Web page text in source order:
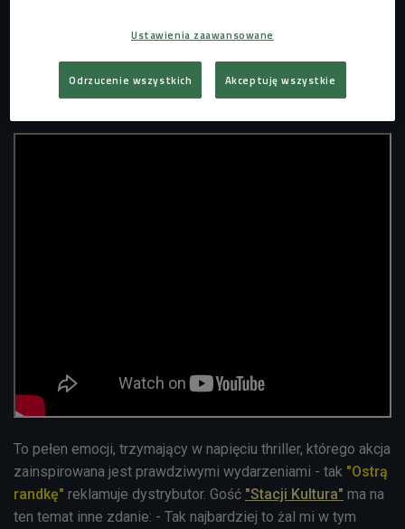
To pełen emocji, trzymający w napięciu thriller, którego akcja
zainspirowana jest prawdziwymi wydarzeniami - tak "Ostrą
randkę" reklamuje dystrybutor. Gość "Stacji Kultura" ma na
ten temat inne zdanie: - Tak najbardziej to żal mi w tym
Ustawienia zaawansowane
Odrzucenie wszystkich Akceptuję wszystkie